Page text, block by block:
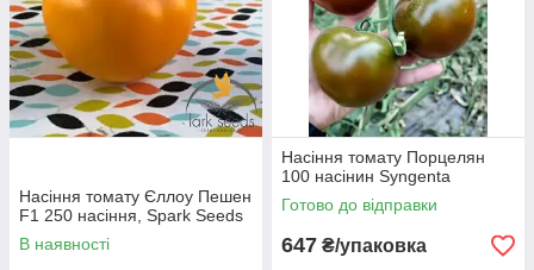
Насіння томату Єллоу Пешен
F1 250 насіння, Spark Seeds
В наявності
Насіння томату Порцелян
100 насінин Syngenta
Готово до відправки
647 ₴/упаковка